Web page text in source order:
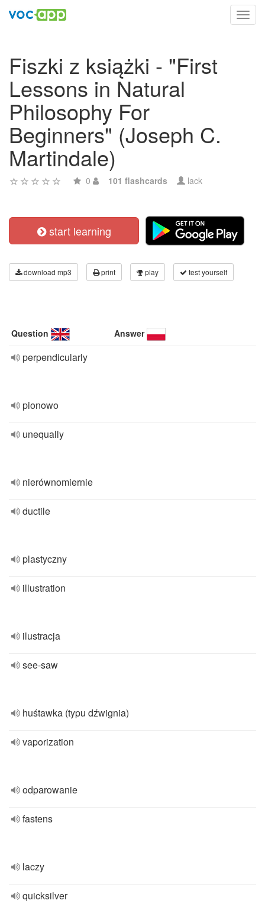
Fiszki z książki - "First
Lessons in Natural
Philosophy For
Beginners" (Joseph C.
Martindale)
0 101 flashcards lack
start learning
download mp3 print play test yourself
Question Answer
perpendicularly
pionowo
unequally
nierównomiernie
ductile
plastyczny
illustration
ilustracja
see-saw
huśtawka (typu dźwignia)
vaporization
odparowanie
fastens
laczy
quicksilver